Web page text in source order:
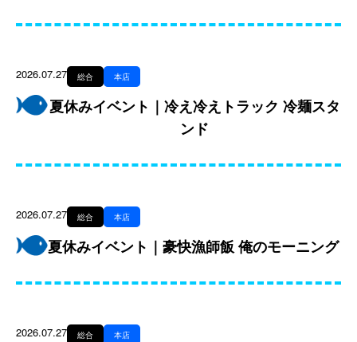
2026.07.27 総合 本店
夏休みイベント｜冷え冷えトラック 冷麺スタ
ンド
2026.07.27 総合 本店
夏休みイベント｜豪快漁師飯 俺のモーニング
2026.07.27 総合 本店